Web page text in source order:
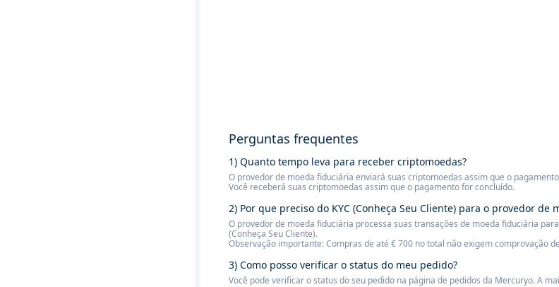
Perguntas frequentes
1) Quanto tempo leva para receber criptomoedas?
O provedor de moeda fiduciária enviará suas criptomoedas assim que o
Você receberá suas criptomoedas assim que o pagamento for concluído.
2) Por que preciso do KYC (Conheça Seu Cliente) para o provedor de
O provedor de moeda fiduciária processa suas transações de moeda fiduciária
(Conheça Seu Cliente).
Observação importante: Compras de até € 700 no total não exigem comprovação
3) Como posso verificar o status do meu pedido?
Você pode verificar o status do seu pedido na página de pedidos da Mercuryo. A